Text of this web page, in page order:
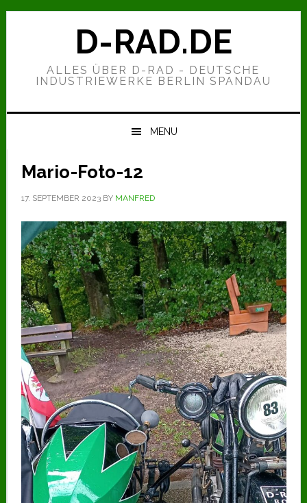
Zur
Hauptnavigation
Zum
Zur
D-RAD.DE
ALLES ÜBER D-RAD - DEUTSCHE
INDUSTRIEWERKE BERLIN SPANDAU
MENU
Mario-Foto-12
17. SEPTEMBER 2023BY MANFRED